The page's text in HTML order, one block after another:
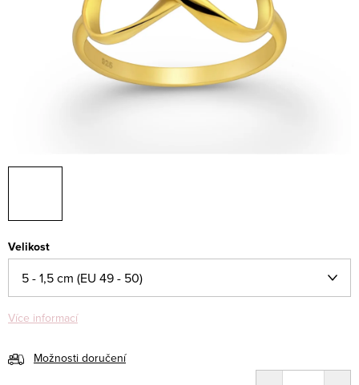
Velikost
Více informací
Možnosti doručení